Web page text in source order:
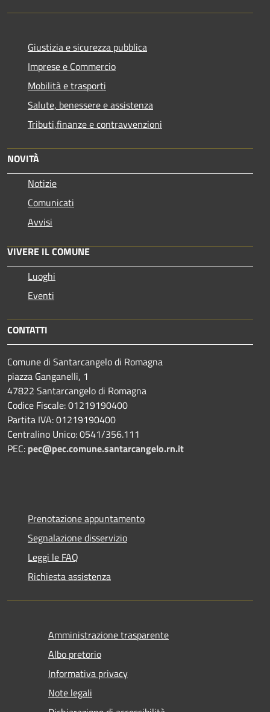
Giustizia e sicurezza pubblica
Imprese e Commercio
Mobilità e trasporti
Salute, benessere e assistenza
Tributi,finanze e contravvenzioni
NOVITÀ
Notizie
Comunicati
Avvisi
VIVERE IL COMUNE
Luoghi
Eventi
CONTATTI
Comune di Santarcangelo di Romagna
piazza Ganganelli, 1
47822 Santarcangelo di Romagna
Codice Fiscale: 01219190400
Partita IVA: 01219190400
Centralino Unico: 0541/356.111
PEC: pec@pec.comune.santarcangelo.rn.it
Prenotazione appuntamento
Segnalazione disservizio
Leggi le FAQ
Richiesta assistenza
Amministrazione trasparente
Albo pretorio
Informativa privacy
Note legali